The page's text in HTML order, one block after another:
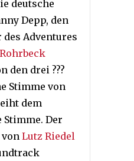
deutsche
Depp, den
Adventures
den drei ???
Stimme von
dem
Der
Lutz Riedel